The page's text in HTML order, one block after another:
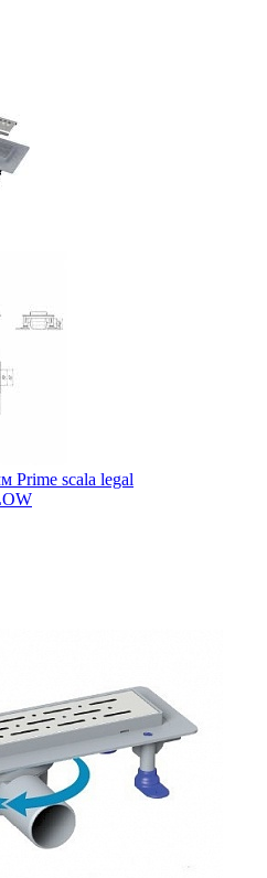
Prime scala legal